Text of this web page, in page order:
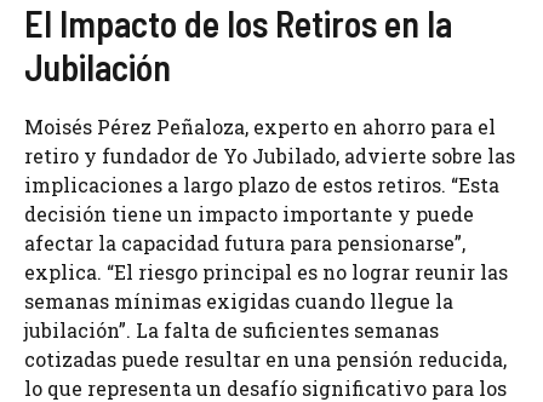
El Impacto de los Retiros en la
Jubilación
Moisés Pérez Peñaloza, experto en ahorro para el
retiro y fundador de Yo Jubilado, advierte sobre las
implicaciones a largo plazo de estos retiros. “Esta
decisión tiene un impacto importante y puede
afectar la capacidad futura para pensionarse”,
explica. “El riesgo principal es no lograr reunir las
semanas mínimas exigidas cuando llegue la
jubilación”. La falta de suficientes semanas
cotizadas puede resultar en una pensión reducida,
lo que representa un desafío significativo para los